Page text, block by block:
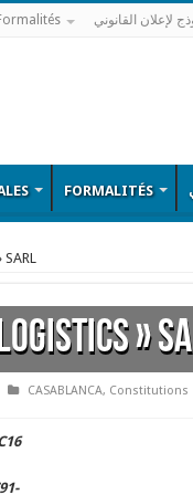
لإعلان القانوني
FORMALITÉS
»
CASABLANCA, Constitutions